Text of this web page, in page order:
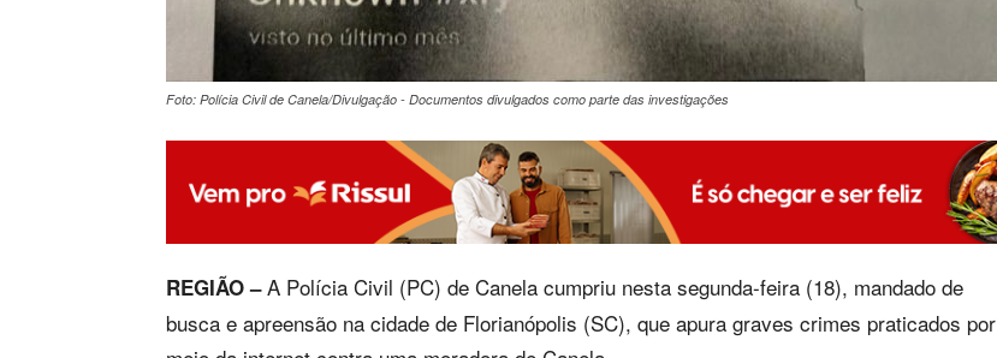
Foto: Polícia Civil de Canela/Divulgação - Documentos divulgados como parte das investigações
REGIÃO –A Polícia Civil (PC) de Canela cumpriu nesta segunda-feira (18), mandado de
busca e apreensão na cidade de Florianópolis (SC), que apura graves crimes praticados por